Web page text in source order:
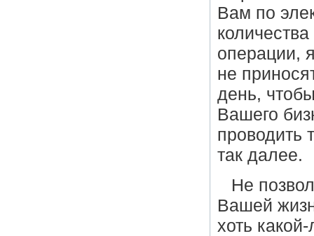
Вам по
операции,
не
день,
Вашего
проводить
так далее.
Не
Вашей
хоть